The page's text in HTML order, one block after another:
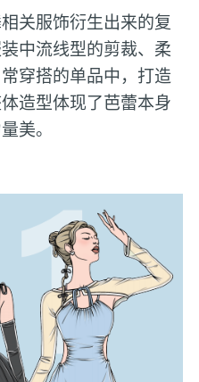
关服饰衍生出来的复
中流线型的剪裁、柔
穿搭的单品中，打造
造型体现了芭蕾本身
美。